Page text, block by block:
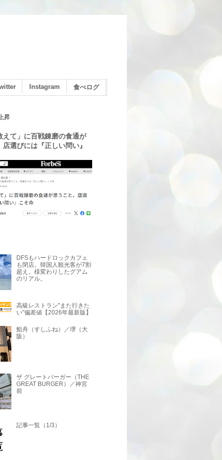
Instagram 食べログ
昇
えて」に百戦錬磨の食通が
選びには『正しい問い』
DFSもハードロックカフェ
も閉店。韓国人観光客が7割
超え。様変わりしたグアム
のリアル。
高級レストラン"また行きた
い"偏差値【2026年最新版】
鮨舟（すしふね）／堺（大
阪）
ザ グレートバーガー（THE
GREAT BURGER）／神宮
前
記事一覧（1/3）